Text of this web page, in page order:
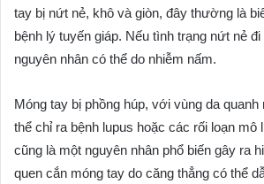
tay bị nứt nẻ, khô và giòn, đây thường là
bệnh lý tuyến giáp. Nếu tình trạng nứt nẻ
nguyên nhân có thể do nhiễm nấm.
Móng tay bị phồng húp, với vùng da
thể chỉ ra bệnh lupus hoặc các rối loạn mô
cũng là một nguyên nhân phổ biến gây ra
quen cắn móng tay do căng thẳng có thể